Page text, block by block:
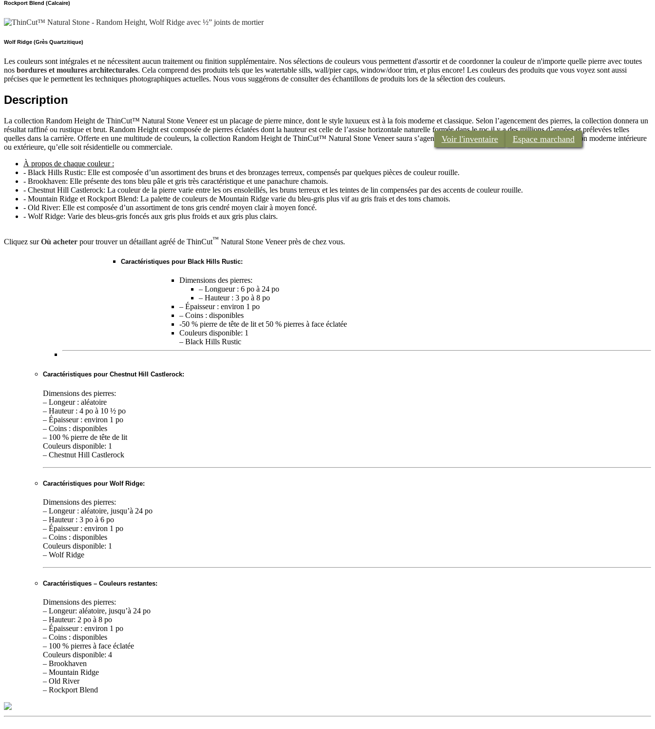
Voir l'inventaire Espace marchand
Rockport Blend (Calcaire)
Wolf Ridge (Grès Quartzitique)
Les couleurs sont intégrales et ne nécessitent aucun traitement ou finition supplémentaire. Nos sélections de couleurs vous permettent d'assortir et de coordonner la couleur de n'importe quelle pierre avec toutes
nos bordures et moulures architecturales. Cela comprend des produits tels que les watertable sills, wall/pier caps, window/door trim, et plus encore! Les couleurs des produits que vous voyez sont aussi
précises que le permettent les techniques photographiques actuelles. Nous vous suggérons de consulter des échantillons de produits lors de la sélection des couleurs.
Description
La collection Random Height de ThinCut™ Natural Stone Veneer est un placage de pierre mince, dont le style luxueux est à la fois moderne et classique. Selon l’agencement des pierres, la collection donnera un
résultat raffiné ou rustique et brut. Random Height est composée de pierres éclatées dont la hauteur est celle de l’assise horizontale naturelle formée dans le roc il y a des millions d’années et prélevées telles
quelles dans la carrière. Offerte en une multitude de couleurs, la collection Random Height de ThinCut™ Natural Stone Veneer saura s’agencer à n’importe quelle palette dans une installation moderne intérieure
ou extérieure, qu’elle soit résidentielle ou commerciale.
À propos de chaque couleur :
- Black Hills Rustic: Elle est composée d’un assortiment des bruns et des bronzages terreux, compensés par quelques pièces de couleur rouille.
- Brookhaven: Elle présente des tons bleu pâle et gris très caractéristique et une panachure chamois.
- Chestnut Hill Castlerock: La couleur de la pierre varie entre les ors ensoleillés, les bruns terreux et les teintes de lin compensées par des accents de couleur rouille.
- Mountain Ridge et Rockport Blend: La palette de couleurs de Mountain Ridge varie du bleu-gris plus vif au gris frais et des tons chamois.
- Old River: Elle est composée d’un assortiment de tons gris cendré moyen clair à moyen foncé.
- Wolf Ridge: Varie des bleus-gris foncés aux gris plus froids et aux gris plus clairs.
Cliquez surOù acheter pour trouver un détaillant agréé de ThinCut™ Natural Stone Veneer près de chez vous.
Caractéristiques pour Black Hills Rustic:
Dimensions des pierres:
– Longueur : 6 po à 24 po
– Hauteur : 3 po à 8 po
– Épaisseur : environ 1 po
– Coins : disponibles
-50 % pierre de tête de lit et 50 % pierres à face éclatée
Couleurs disponible: 1
– Black Hills Rustic
Caractéristiques pour Chestnut Hill Castlerock:
Dimensions des pierres:
– Longeur : aléatoire
– Hauteur : 4 po à 10 ½ po
– Épaisseur : environ 1 po
– Coins : disponibles
– 100 % pierre de tête de lit
Couleurs disponible: 1
– Chestnut Hill Castlerock
Caractéristiques pour Wolf Ridge:
Dimensions des pierres:
– Longeur : aléatoire, jusqu’à 24 po
– Hauteur : 3 po à 6 po
– Épaisseur : environ 1 po
– Coins : disponibles
Couleurs disponible: 1
– Wolf Ridge
Caractéristiques – Couleurs restantes:
Dimensions des pierres:
– Longeur: aléatoire, jusqu’à 24 po
– Hauteur: 2 po à 8 po
– Épaisseur : environ 1 po
– Coins : disponibles
– 100 % pierres à face éclatée
Couleurs disponible: 4
– Brookhaven
– Mountain Ridge
– Old River
– Rockport Blend